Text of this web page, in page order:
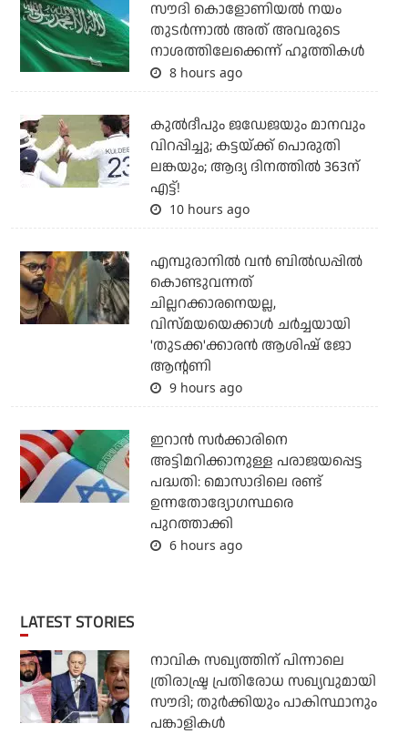
സൗദി കൊളോണിയല്‍ നയം
തുടര്‍ന്നാല്‍ അത് അവരുടെ
നാശത്തിലേക്കെന്ന് ഹൂത്തികള്‍
8 hours ago
കുല്‍ദീപും ജഡേജയും മാനവും
വിറപ്പിച്ചു; കട്ടയ്ക്ക് പൊരുതി
ലങ്കയും; ആദ്യ ദിനത്തില്‍ 363ന്
എട്ട്!
10 hours ago
എമ്പുരാനില്‍ വന്‍ ബില്‍ഡപ്പില്‍
കൊണ്ടുവന്നത്
ചില്ലറക്കാരനെയല്ല,
വിസ്മയയെക്കാള്‍ ചര്‍ച്ചയായി
'തുടക്ക'ക്കാരന്‍ ആശിഷ് ജോ
ആന്റണി
9 hours ago
ഇറാന്‍ സര്‍ക്കാരിനെ
അട്ടിമറിക്കാനുള്ള പരാജയപ്പെട്ട
പദ്ധതി: മൊസാദിലെ രണ്ട്
ഉന്നതോദ്യോഗസ്ഥരെ
പുറത്താക്കി
6 hours ago
LATEST STORIES
നാവിക സഖ്യത്തിന് പിന്നാലെ
ത്രിരാഷ്ട്ര പ്രതിരോധ സഖ്യവുമായി
സൗദി; തുര്‍ക്കിയും പാകിസ്ഥാനും
പങ്കാളികള്‍